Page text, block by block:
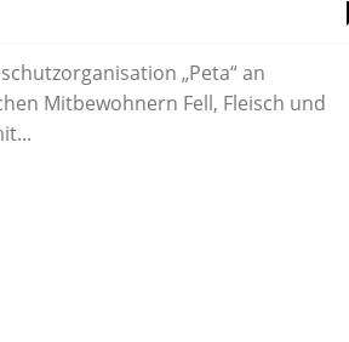
„Peta“ an
Mitbewohnern Fell, Fleisch und